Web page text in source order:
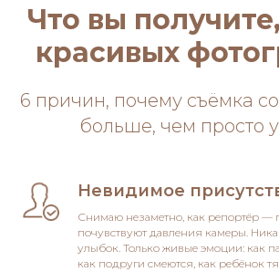
Что вы
красивых
6 причин, почему съёмка
больше, чем просто
Невидимое
Снимаю незаметно, как репортёр —
почувствуют давления камеры.
улыбок. Только живые эмоции: как
как подруги смеются, как ребёнок